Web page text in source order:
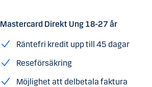
Mastercard Direkt Ung 18-27 år
Räntefri kredit upp till 45 dagar
Reseförsäkring
Möjlighet att delbetala faktura